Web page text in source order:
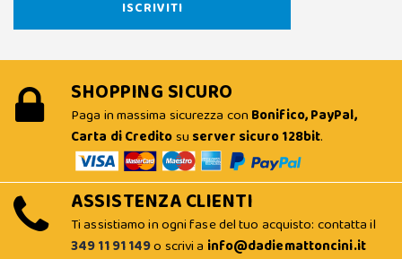
SHOPPING SICURO
Paga in massima sicurezza con Bonifico, PayPal,
Carta di Creditosu server sicuro 128bit.
ASSISTENZA CLIENTI
Ti assistiamo in ogni fase del tuo acquisto: contatta il
349 11 91 149o scrivi a info@dadiemattoncini.it